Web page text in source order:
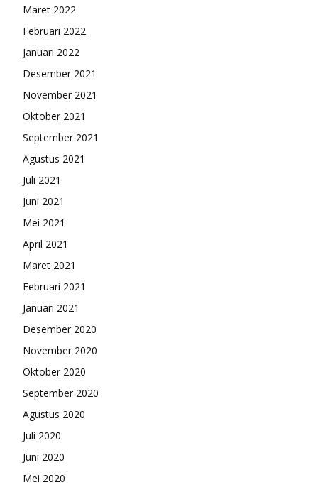
Maret 2022
Februari 2022
Januari 2022
Desember 2021
November 2021
Oktober 2021
September 2021
Agustus 2021
Juli 2021
Juni 2021
Mei 2021
April 2021
Maret 2021
Februari 2021
Januari 2021
Desember 2020
November 2020
Oktober 2020
September 2020
Agustus 2020
Juli 2020
Juni 2020
Mei 2020